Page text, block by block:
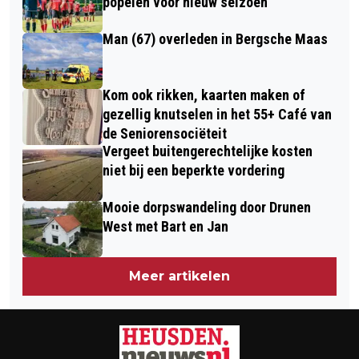
Man (67) overleden in Bergsche Maas
Kom ook rikken, kaarten maken of
gezellig knutselen in het 55+ Café van
de Seniorensociëteit
Vergeet buitengerechtelijke kosten
niet bij een beperkte vordering
Mooie dorpswandeling door Drunen
West met Bart en Jan
Meer artikelen